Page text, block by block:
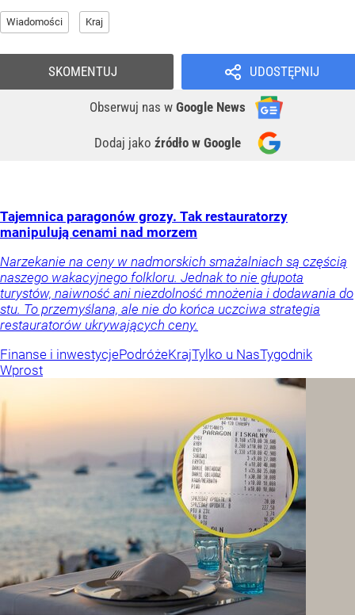
Wiadomości Kraj
UDOSTĘPNIJ
Obserwuj nas w Google News
Dodaj jako źródło w Google
SKOMENTUJ
Tajemnica paragonów grozy. Tak restauratorzy
manipulują cenami nad morzem
Narzekanie na ceny w nadmorskich smażalniach są częścią
naszego wakacyjnego folkloru. Jednak to nie głupota
turystów, naiwność ani niezdolność mnożenia i dodawania do
stu. To przemyślana, ale nie do końca uczciwa strategia
restauratorów ukrywających ceny.
Finanse i inwestycjePodróżeKrajTylko u NasTygodnik
Wprost